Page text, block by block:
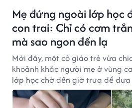
Mẹ đứng ngoài lớp học
con trai: Chỉ có cơm
mà sao ngon đến lạ
Mới đây, một cô giáo trẻ vừa
khoảnh khắc người mẹ ở vùng
lớp học chờ đến giờ trưa để
nhanh chóng nhận được nhiều
đồng mạng.